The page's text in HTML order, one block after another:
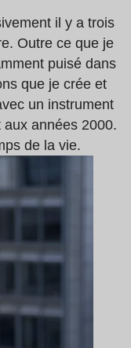
il y a trois
Outre ce que je
puisé dans
que je crée et
un instrument
années 2000.
de la vie.